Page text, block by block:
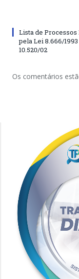
Lista de Processos
pela Lei 8.666/1993
10.520/02
Os comentários